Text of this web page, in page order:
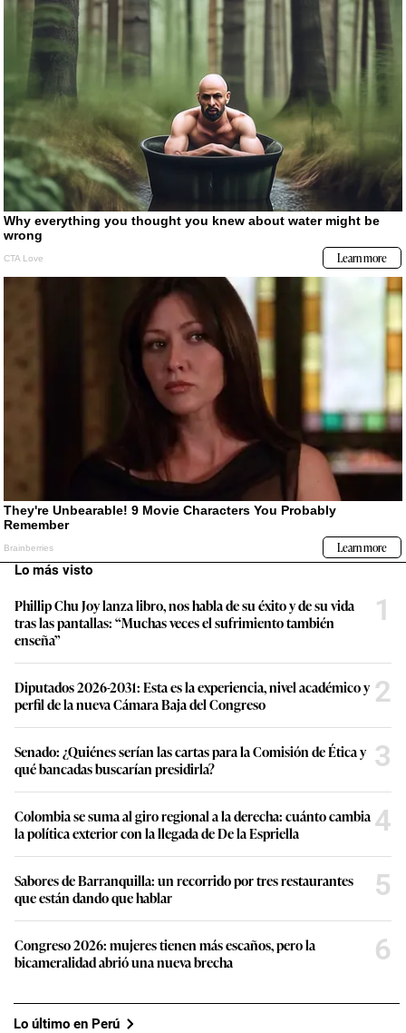
Lo más visto
Phillip Chu Joy lanza libro, nos habla de su éxito y de su vida
tras las pantallas: “Muchas veces el sufrimiento también
enseña”
1
Diputados 2026-2031: Esta es la experiencia, nivel académico y
perfil de la nueva Cámara Baja del Congreso
2
Senado: ¿Quiénes serían las cartas para la Comisión de Ética y
qué bancadas buscarían presidirla?
3
Colombia se suma al giro regional a la derecha: cuánto cambia
la política exterior con la llegada de De la Espriella
4
Sabores de Barranquilla: un recorrido por tres restaurantes
que están dando que hablar
5
Congreso 2026: mujeres tienen más escaños, pero la
bicameralidad abrió una nueva brecha
6
Lo último en Perú